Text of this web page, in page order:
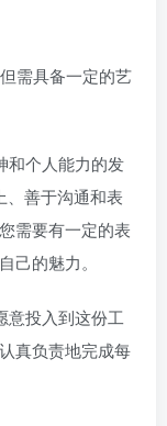
需具备一定的艺
和个人能力的发
、善于沟通和表
需要有一定的表
己的魅力。
意投入到这份工
真负责地完成每